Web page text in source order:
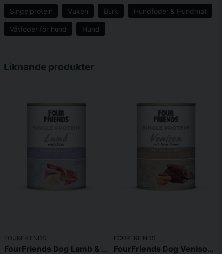
name
Namn
email
Ja, ni får publicera min fråga
Singelprotein Vuxen Burk Hundfoder & Hundmat
Våtfoder för hund Hund
Liknande produkter
FOURFRIENDS
FourFriends Dog Lamb & Rice 400g
FOURFRIENDS
FourFriends Dog Venison & Sweet Potato 400g